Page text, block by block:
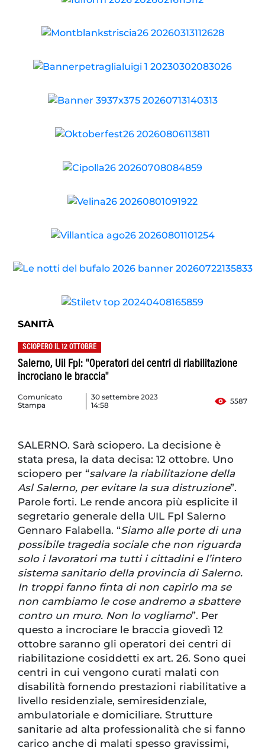
SANITÀ
SCIOPERO IL 12 OTTOBRE
Salerno, Uil Fpl: "Operatori dei centri di riabilitazione
incrociano le braccia"
Comunicato
Stampa
30 settembre 2023
14:58
5587
SALERNO. Sarà sciopero. La decisione è
stata presa, la data decisa: 12 ottobre. Uno
sciopero per “salvare la riabilitazione della
Asl Salerno, per evitare la sua distruzione”.
Parole forti. Le rende ancora più esplicite il
segretario generale della UIL Fpl Salerno
Gennaro Falabella. “Siamo alle porte di una
possibile tragedia sociale che non riguarda
solo i lavoratori ma tutti i cittadini e l’intero
sistema sanitario della provincia di Salerno.
In troppi fanno finta di non capirlo ma se
non cambiamo le cose andremo a sbattere
contro un muro. Non lo vogliamo”. Per
questo a incrociare le braccia giovedì 12
ottobre saranno gli operatori dei centri di
riabilitazione cosiddetti ex art. 26. Sono quei
centri in cui vengono curati malati con
disabilità fornendo prestazioni riabilitative a
livello residenziale, semiresidenziale,
ambulatoriale e domiciliare. Strutture
sanitarie ad alta professionalità che si fanno
carico anche di malati spesso gravissimi,